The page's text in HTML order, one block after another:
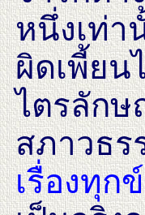
หนึ่งเท่า
ผิดเพี้ยน
ไตรลัก
สภาวธร
เรื่องทุก